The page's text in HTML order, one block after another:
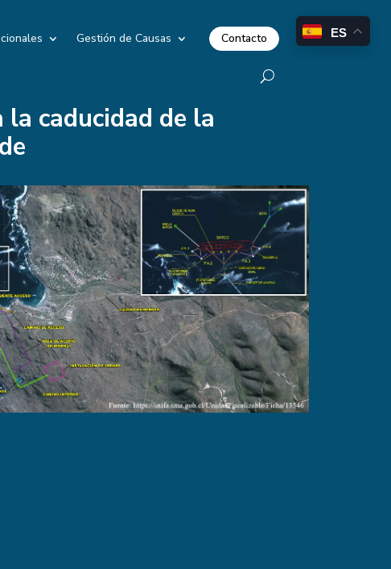
Gestión de Causas Contacto
caducidad de la
ES